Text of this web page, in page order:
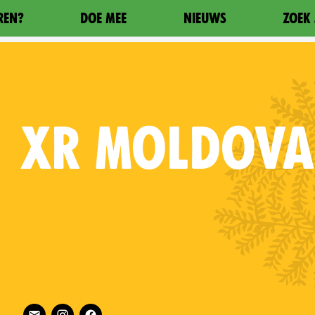
DOE MEE NIEUWS ZOEK
XR MOLDOVA
Follow XR Moldova on